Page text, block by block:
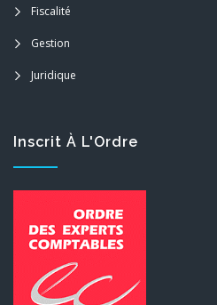
Fiscalité
Gestion
Juridique
Inscrit À L'Ordre